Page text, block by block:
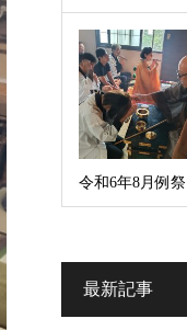
令和6年8月例祭
最新記事